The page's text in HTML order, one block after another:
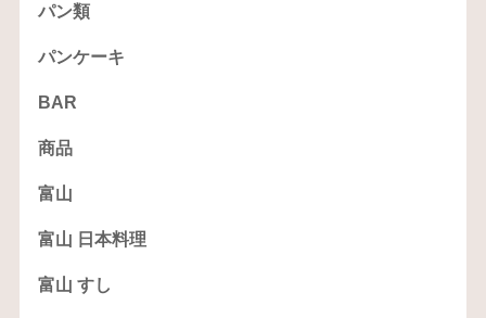
パン類
パンケーキ
BAR
商品
富山
富山 日本料理
富山 すし